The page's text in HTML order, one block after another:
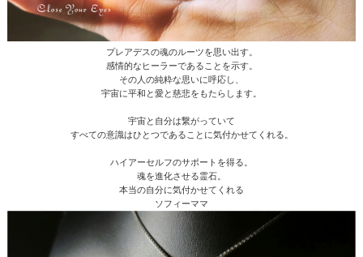
プレアデスの魂のルーツを思い出す。
感情的なヒーラーであることを示す。
その人の純粋な思いに呼応し、
宇宙に平和と愛と慈悲をもたらします。
宇宙と自分は繋がっていて
すべての意識はひとつであることに気付かせてくれる。
ハイアーセルフのサポートを得る。
魂を進化させる霊石。
本当の自分に気付かせてくれる
ソフィーママ